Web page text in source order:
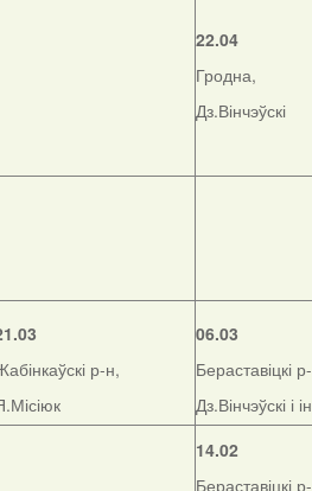
22.04
Гродна,
Дз.Вінчэўскі
р-н,
06.03
Бераставіцкі
Дз.Вінчэўскі і
14.02
Бераставіцкі